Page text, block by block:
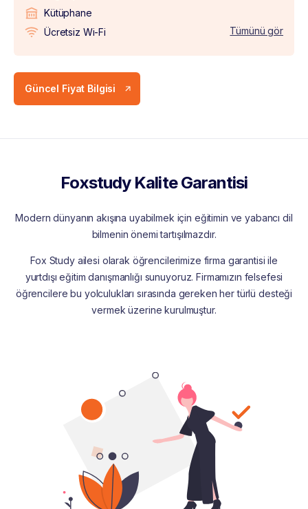
Kütüphane
Ücretsiz Wi-Fi
Tümünü gör
Güncel Fiyat Bilgisi
Foxstudy Kalite Garantisi
Modern dünyanın akışına uyabilmek için eğitimin ve yabancı dil
bilmenin önemi tartışılmazdır.
Fox Study ailesi olarak öğrencilerimize firma garantisi ile
yurtdışı eğitim danışmanlığı sunuyoruz. Firmamızın felsefesi
öğrencilere bu yolculukları sırasında gereken her türlü desteği
vermek üzerine kurulmuştur.